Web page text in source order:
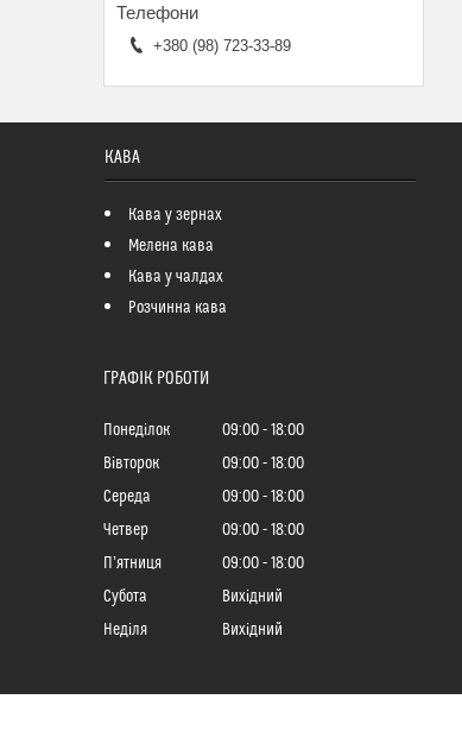
+380 (98) 723-33-89
КАВА
Кава у зернах
Мелена кава
Кава у чалдах
Розчинна кава
ГРАФІК РОБОТИ
Понеділок 09:00
18:00
Вівторок
09:00
18:00
Середа
09:00
18:00
Четвер
09:00
18:00
Пʼятниця
09:00
18:00
Субота
Вихідний
Неділя
Вихідний